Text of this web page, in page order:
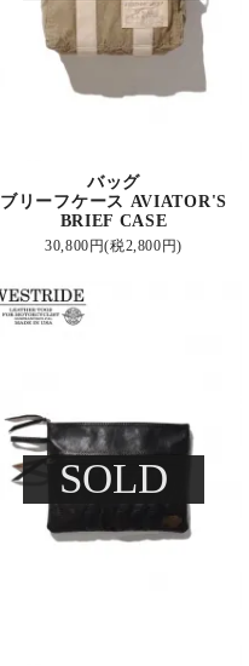
バッグ
ブリーフケース AVIATOR'S
BRIEF CASE
30,800円(税2,800円)
SOLD